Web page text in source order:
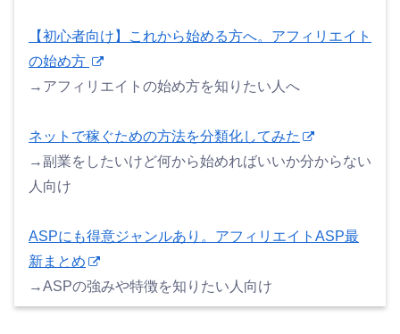
【初心者向け】これから始める方へ。アフィリエイト
の始め方
→アフィリエイトの始め方を知りたい人へ
ネットで稼ぐための方法を分類化してみた
→副業をしたいけど何から始めればいいか分からない
人向け
ASPにも得意ジャンルあり。アフィリエイトASP最
新まとめ
→ASPの強みや特徴を知りたい人向け